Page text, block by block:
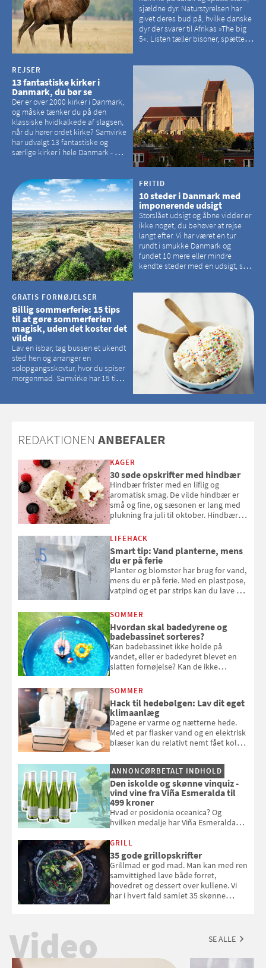
sjældne dyr. Naturstyrelsen har
givet deres bud på, hvilke danske
dyr der svarer til Afrikas »The big
5«. Listen tæller bisoner, spættede
REJSER
13 fantastiske kirker i
Danmark, du bør se
Der er over 2000 kirker i Danmark,
og måske tænker du på den
klassiske hvidkalkede af slagsen,
når du hører ordet kirke? Samvirke
har udvalgt 13 fantastiske og
særlige kirker i hele Danmark - og
hvilke kirker, der er en omvej værd
FRITID
10 steder i Danmark med
imponerende udsigt
Storslået udsigt og åbne vidder er
ikke noget, du behøver at rejse
langt efter. Vi har været en tur
rundt i smukke Danmark og
fundet 10 mere eller mindre
kendte steder med en udsigt, som
GRATIS FORNØJELSER
Billig sommerferie: 15 tips
til at gøre sommerferien
magisk, uden det koster det
vilde
Lav en isbar, tag bussen et ukendt
sted hen og arranger en
solopgangsskovtur, hvor du spiser
morgenmad. Samvirke har 15 tips
REDAKTIONEN ANBEFALER
KAGER
30 søde opskrifter med hindbær
Hindbær frister med en liflig og
aromatisk smag. De vilde hindbær er
små og fine, og sæsonen er lang med
plukning fra juli til oktober. Hindbær
kan bruge dine hindbær i alt fra
bagværk og salater til is og syltning.
LIFEHACK
Smart tip: Vand planterne, mens
du er på ferie
Planter og blomster har brug for vand,
mens du er på ferie. Med en plastpose,
vatpind og et par strips kan du lave dit
at bede naboen om at vande eller
komme hjem til døde planter
SOMMER
Hvordan skal badedyrene og
badebassinet sorteres?
Kan badebassinet ikke holde på
vandet, eller er badedyret blevet en
slatten fornøjelse? Kan de ikke
opmærksom, når du smider
badebassinet eller et badedyr ud
SOMMER
Hack til hedebølgen: Lav dit eget
klimaanlæg
Dagene er varme og nætterne hede.
Med et par flasker vand og en elektrisk
blæser kan du relativt nemt fået koldt
og se, hvordan du gør
ANNONCØRBETALT INDHOLD
Den iskolde og skønne vinquiz -
vind vine fra Viña Esmeralda til
499 kroner
Hvad er posidonia oceanica? Og
hvilken medalje har Viña Esmeralda
med i Samvirkes skønne vinquiz, hvor
du kan vinde 6 flasker vin fra Viña
Esmeralda. Konkurrencen slutter 1.
september 2026.
GRILL
35 gode grillopskrifter
Grillmad er god mad. Man kan med ren
samvittighed lave både forret,
hovedret og dessert over kullene. Vi
har i hvert fald samlet 35 skønne
Video SE ALLE